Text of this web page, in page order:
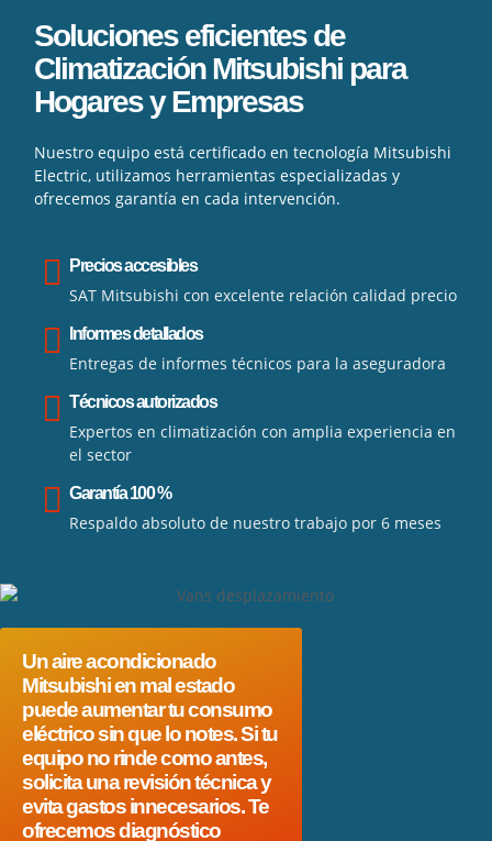
Soluciones eficientes de
Climatización Mitsubishi para
Hogares y Empresas
Nuestro equipo está certificado en tecnología Mitsubishi
Electric, utilizamos herramientas especializadas y
ofrecemos garantía en cada intervención.
Precios accesibles
SAT Mitsubishi con excelente relación calidad precio
Informes detallados
Entregas de informes técnicos para la aseguradora
Técnicos autorizados
Expertos en climatización con amplia experiencia en
el sector
Garantía 100 %
Respaldo absoluto de nuestro trabajo por 6 meses
Un aire acondicionado
Mitsubishi en mal estado
puede aumentar tu consumo
eléctrico sin que lo notes. Si tu
equipo no rinde como antes,
solicita una revisión técnica y
evita gastos innecesarios. Te
ofrecemos diagnóstico